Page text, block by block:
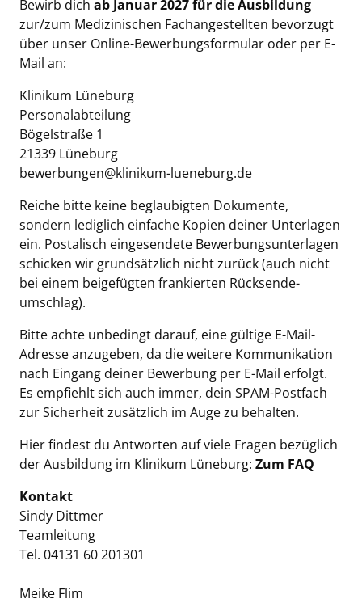
Bewirb dich ab Januar 2027 für die Ausbildung
zur/zum Medizinischen Fachangestellten bevorzugt
über unser Online-Bewerbungsformular oder per E-
Mail an:
Klinikum Lüneburg
Personalabteilung
Bögelstraße 1
21339 Lüneburg
bewerbungen@klinikum-lueneburg.de
Reiche bitte keine beglaubigten Dokumente,
sondern lediglich einfache Kopien deiner Unterlagen
ein. Postalisch eingesendete Bewerbungsunterlagen
schicken wir grund­sätzlich nicht zurück (auch nicht
bei einem beigefügten frankierten Rück­sende­
umschlag).
Bitte achte unbedingt darauf, eine gültige E-Mail-
Adresse anzugeben, da die weitere Kommunikation
nach Eingang deiner Bewerbung per E-Mail erfolgt.
Es empfiehlt sich auch immer, dein SPAM-Postfach
zur Sicherheit zusätzlich im Auge zu behalten.
Hier findest du Antworten auf viele Fragen bezüglich
der Ausbildung im Klinikum Lüneburg: Zum FAQ
Kontakt
Sindy Dittmer
Teamleitung
Tel. 04131 60 201301
Meike Flim